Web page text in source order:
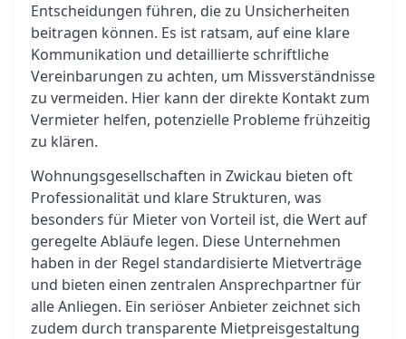
Entscheidungen führen, die zu Unsicherheiten
beitragen können. Es ist ratsam, auf eine klare
Kommunikation und detaillierte schriftliche
Vereinbarungen zu achten, um Missverständnisse
zu vermeiden. Hier kann der direkte Kontakt zum
Vermieter helfen, potenzielle Probleme frühzeitig
zu klären.
Wohnungsgesellschaften in Zwickau bieten oft
Professionalität und klare Strukturen, was
besonders für Mieter von Vorteil ist, die Wert auf
geregelte Abläufe legen. Diese Unternehmen
haben in der Regel standardisierte Mietverträge
und bieten einen zentralen Ansprechpartner für
alle Anliegen. Ein seriöser Anbieter zeichnet sich
zudem durch transparente Mietpreisgestaltung